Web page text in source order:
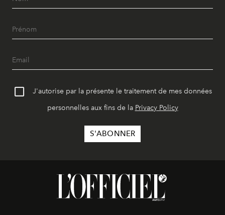
J'autorise par la présente le traitement de mes données
personnelles aux fins de la Privacy Policy